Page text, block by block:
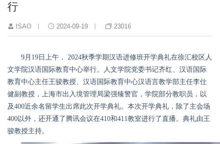
行
ISAO 2024-09-19 23016
9月19 日上午， 2024秋季学期汉语进修班开学典礼在徐汇校区人
文学院汉语国际教育中心举行。
人文学院党委书记齐红、汉语国际
教育中心主任王骏教授、汉语国际教育中心汉语言教学部主任李仕
健副教授 ，上海市出入境管理局梁强臻警官，学院部分教职员，以
及400近余名留学生出席此次开学典礼。本次开学典礼，除了主会场
400以外，还开通了腾讯会议在410和411教室进行了直播。典礼由王
骏教授主持。